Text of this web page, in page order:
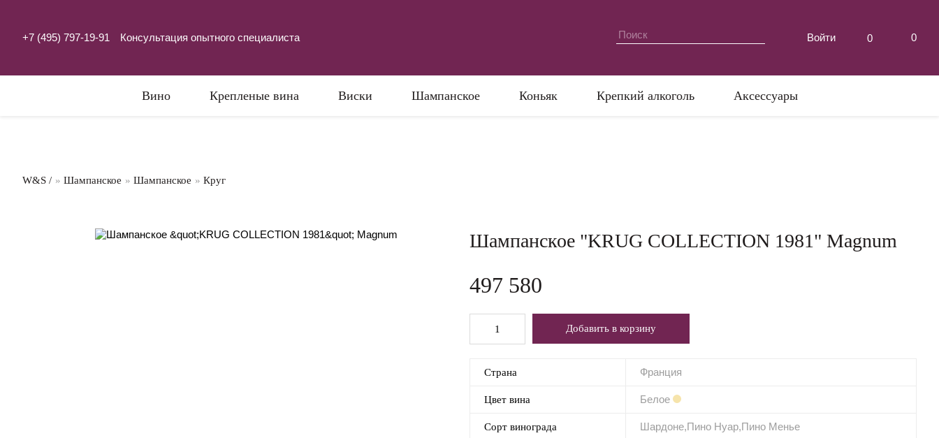
+7 (495) 797-19-91 Консультация опытного специалиста 0
0
Войти
Вино Крепленые вина Виски Шампанское Коньяк Крепкий алкоголь Аксессуары
W&S / » Шампанское » Шампанское » Круг
Шампанское "KRUG COLLECTION 1981" Magnum
497 580
Страна Франция
Цвет вина Белое
Сорт винограда Шардоне,Пино Нуар,Пино Менье